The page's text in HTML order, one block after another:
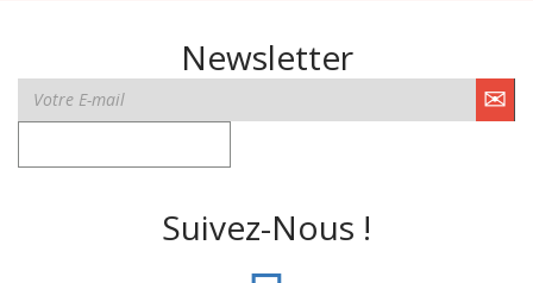
Newsletter
Suivez-Nous !